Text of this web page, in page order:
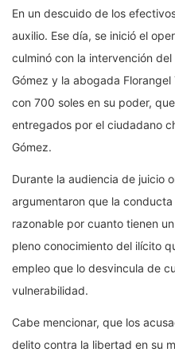
En un descuido de los
auxilio. Ese día, se inició el
culminó con la intervención
Gómez y la abogada
con 700 soles en su poder,
entregados por el ciudadano
Gómez.
Durante la audiencia de juicio
argumentaron que la
razonable por cuanto tienen
pleno conocimiento del ilícito
empleo que lo desvincula de
vulnerabilidad.
Cabe mencionar, que los
delito contra la libertad en su